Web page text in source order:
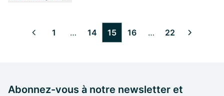
1 …
2
3
4
5
6
7
8
9
10
11
12
13
14 15 16 …
17
18
19
20
21
22
Abonnez-vous à notre newsletter et